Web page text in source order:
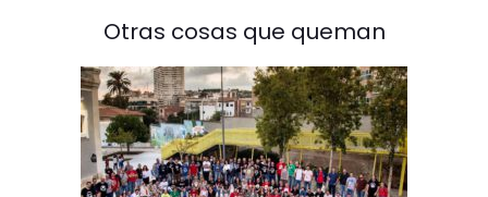
Otras cosas que queman